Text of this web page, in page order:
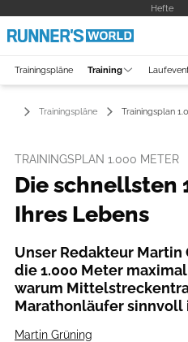
Hefte
Trainingspläne Training
Trainingspläne Trainingsplan
TRAININGSPLAN 1.000 METER
Die schnellsten
Ihres Lebens
Unser Redakteur Martin
die 1.000 Meter
warum
Marathonläufer sinnvoll
Martin Grüning